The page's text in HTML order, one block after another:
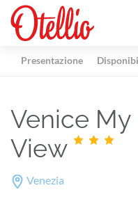
Presentazione
Venice My
View
Venezia